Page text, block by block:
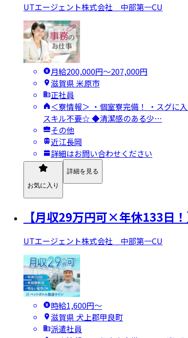
UTエージェント株式会社 中部第一CU
月給200,000円〜207,000円
滋賀県 米原市
正社員
＜寮情報＞ ・個室寮完備！ ・スグに
スキル不要☆ ◆清潔感のある少…
その他
近江長岡
詳細はお問い合わせください
お気に入り
詳細を見る
【月収29万円可×年休133日
UTエージェント株式会社 中部第一CU
時給1,600円〜
滋賀県 犬上郡甲良町
派遣社員